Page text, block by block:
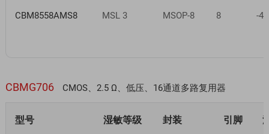
CBM8558AMS8 MSL 3 MSOP-8 8 -
CBMG706 CMOS、2.5 Ω、低压、16通道多路复用器
型号 湿敏等级 封装 引脚